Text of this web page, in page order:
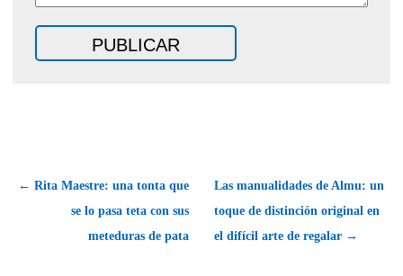
← Rita Maestre: una tonta que
se lo pasa teta con sus
meteduras de pata
Las manualidades de Almu: un
toque de distinción original en
el difícil arte de regalar →